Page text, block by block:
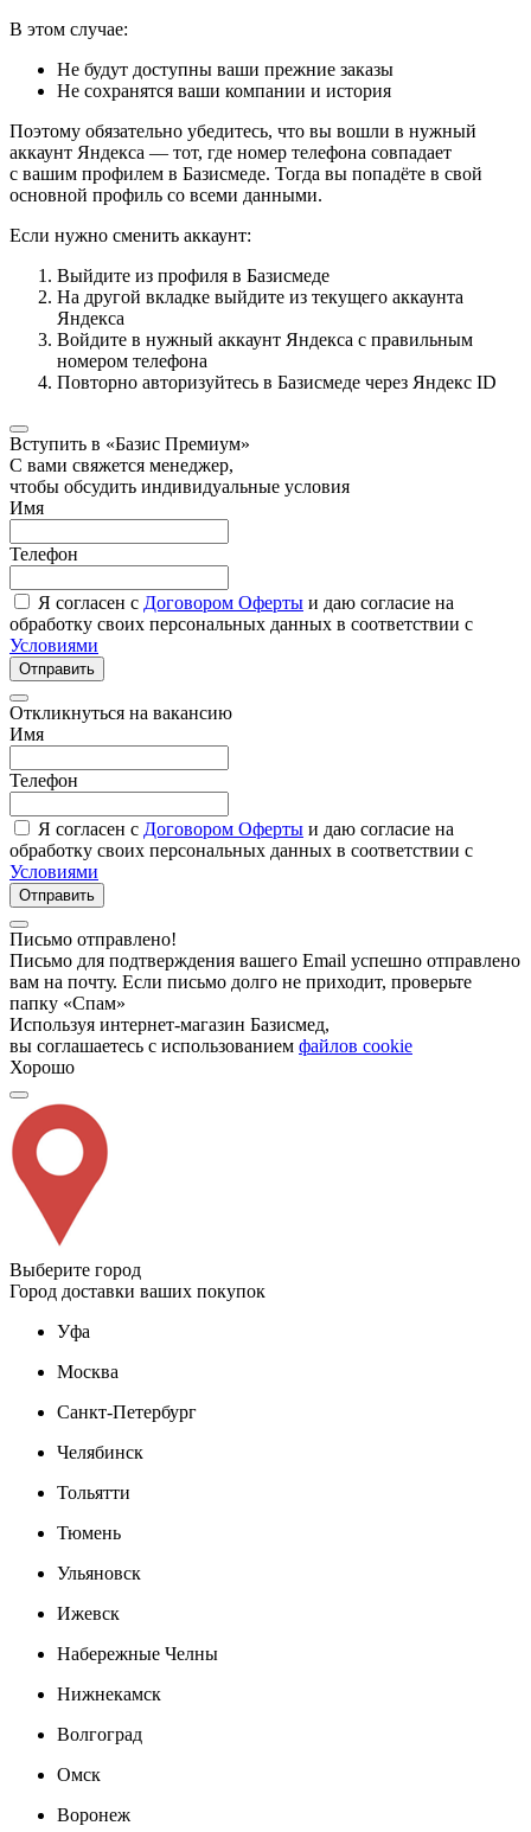
В этом случае:
Не будут доступны ваши прежние заказы
Не сохранятся ваши компании и история
Поэтому обязательно убедитесь, что вы вошли в нужный
аккаунт Яндекса — тот, где номер телефона совпадает
с вашим профилем в Базисмеде. Тогда вы попадёте в свой
основной профиль со всеми данными.
Если нужно сменить аккаунт:
Выйдите из профиля в Базисмеде
На другой вкладке выйдите из текущего аккаунта
Яндекса
Войдите в нужный аккаунт Яндекса с правильным
номером телефона
Повторно авторизуйтесь в Базисмеде через Яндекс ID
Вступить в «Базис Премиум»
С вами свяжется менеджер,
чтобы обсудить индивидуальные условия
Имя
Телефон
Я согласен с Договором Оферты и даю согласие на
обработку своих персональных данных в соответствии с
Условиями
Отправить
Откликнуться на вакансию
Имя
Телефон
Я согласен с Договором Оферты и даю согласие на
обработку своих персональных данных в соответствии с
Условиями
Отправить
Письмо отправлено!
Письмо для подтверждения вашего Email успешно отправлено
вам на почту. Если письмо долго не приходит, проверьте
папку «Спам»
Используя интернет-магазин Базисмед,
вы соглашаетесь с использованием файлов cookie
Хорошо
Выберите город
Город доставки ваших покупок
Уфа
Москва
Санкт-Петербург
Челябинск
Тольятти
Тюмень
Ульяновск
Ижевск
Набережные Челны
Нижнекамск
Волгоград
Омск
Воронеж